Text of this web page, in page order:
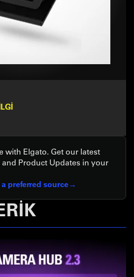
with Elgato. Get our latest
and Product Updates in your
preferred source